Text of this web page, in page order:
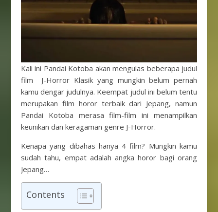
Kali ini Pandai Kotoba akan mengulas beberapa judul
film J-Horror Klasik yang mungkin belum pernah
kamu dengar judulnya. Keempat judul ini belum tentu
merupakan film horor terbaik dari Jepang, namun
Pandai Kotoba merasa film-film ini menampilkan
keunikan dan keragaman genre J-Horror.
Kenapa yang dibahas hanya 4 film? Mungkin kamu
sudah tahu, empat adalah angka horor bagi orang
Jepang…
Contents